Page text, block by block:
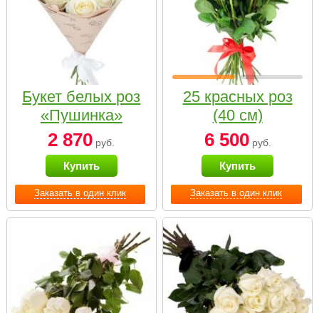
Заказать в один клик
Букет белых роз
«Пушинка»
2 870 руб.
Купить
Заказать в один клик
25 красных роз
(40 см)
6 500руб.
Купить